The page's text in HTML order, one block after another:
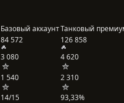
Базовый аккаунтТанковый
84 572
126 858
3 080 4 620
1 540
2 310
14/15 93,33%